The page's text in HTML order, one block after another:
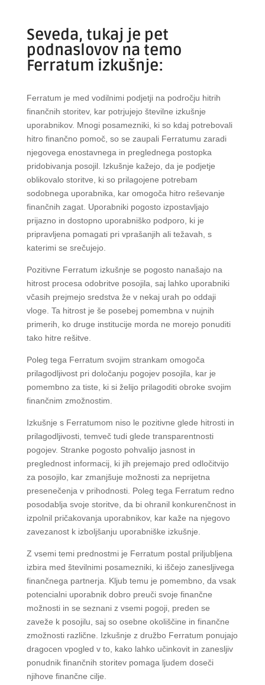
Seveda, tukaj je pet
podnaslovov na temo
Ferratum izkušnje:
Ferratum je med vodilnimi podjetji na področju hitrih
finančnih storitev, kar potrjujejo številne izkušnje
uporabnikov. Mnogi posamezniki, ki so kdaj potrebovali
hitro finančno pomoč, so se zaupali Ferratumu zaradi
njegovega enostavnega in preglednega postopka
pridobivanja posojil. Izkušnje kažejo, da je podjetje
oblikovalo storitve, ki so prilagojene potrebam
sodobnega uporabnika, kar omogoča hitro reševanje
finančnih zagat. Uporabniki pogosto izpostavljajo
prijazno in dostopno uporabniško podporo, ki je
pripravljena pomagati pri vprašanjih ali težavah, s
katerimi se srečujejo.
Pozitivne Ferratum izkušnje se pogosto nanašajo na
hitrost procesa odobritve posojila, saj lahko uporabniki
včasih prejmejo sredstva že v nekaj urah po oddaji
vloge. Ta hitrost je še posebej pomembna v nujnih
primerih, ko druge institucije morda ne morejo ponuditi
tako hitre rešitve.
Poleg tega Ferratum svojim strankam omogoča
prilagodljivost pri določanju pogojev posojila, kar je
pomembno za tiste, ki si želijo prilagoditi obroke svojim
finančnim zmožnostim.
Izkušnje s Ferratumom niso le pozitivne glede hitrosti in
prilagodljivosti, temveč tudi glede transparentnosti
pogojev. Stranke pogosto pohvalijo jasnost in
preglednost informacij, ki jih prejemajo pred odločitvijo
za posojilo, kar zmanjšuje možnosti za neprijetna
presenečenja v prihodnosti. Poleg tega Ferratum redno
posodablja svoje storitve, da bi ohranil konkurenčnost in
izpolnil pričakovanja uporabnikov, kar kaže na njegovo
zavezanost k izboljšanju uporabniške izkušnje.
Z vsemi temi prednostmi je Ferratum postal priljubljena
izbira med številnimi posamezniki, ki iščejo zanesljivega
finančnega partnerja. Kljub temu je pomembno, da vsak
potencialni uporabnik dobro preuči svoje finančne
možnosti in se seznani z vsemi pogoji, preden se
zaveže k posojilu, saj so osebne okoliščine in finančne
zmožnosti različne. Izkušnje z družbo Ferratum ponujajo
dragocen vpogled v to, kako lahko učinkovit in zanesljiv
ponudnik finančnih storitev pomaga ljudem doseči
njihove finančne cilje.